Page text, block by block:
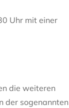
Uhr mit einer
die weiteren
der sogenannten